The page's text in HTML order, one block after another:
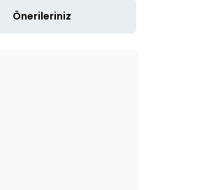
Önerileriniz